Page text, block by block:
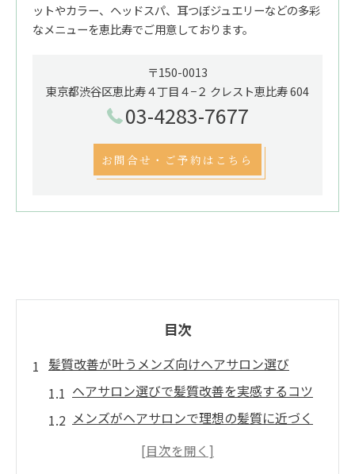
ットやカラー、ヘッドスパ、耳つぼジュエリーなどの多彩
なメニューを恵比寿でご用意しております。
〒150-0013
東京都渋谷区恵比寿４丁目４−２ クレスト恵比寿 604
03-4283-7677
お問合せ・ご予約はこちら
目次
髪質改善が叶うメンズ向けヘアサロン選び
ヘアサロン選びで髪質改善を実感するコツ
メンズがヘアサロンで理想の髪質に近づく